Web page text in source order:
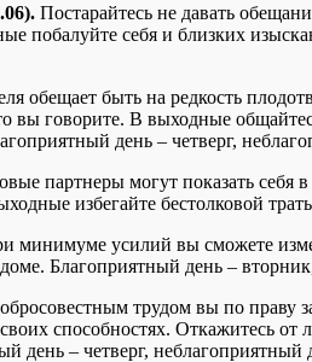
Постарайтесь не давать
побалуйте себя и близких
обещает быть на редкость
вы говорите. В выходные
день – четверг,
партнеры могут показать
избегайте бестолковой
минимуме усилий вы сможете
Благоприятный день –
трудом вы по праву
своих способностях. Откажитесь
день – четверг, неблагоприятный